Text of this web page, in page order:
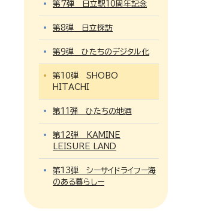
第7弾 日立駅10周年記念
第8弾 日立探訪
第9弾 ひたちのデジタル化
第10弾 SHOBO
HITACHI
第11弾 ひたちの地酒
第12弾 KAMINE
LEISURE LAND
第13弾 シーサイドライフー海
のある暮らしー